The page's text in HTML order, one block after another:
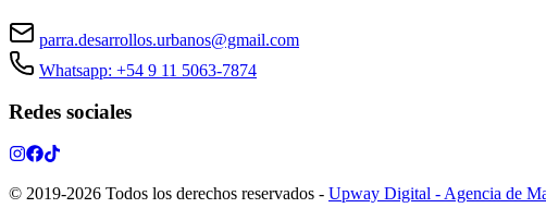
parra.desarrollos.urbanos@gmail.com
Whatsapp: +54 9 11 5063-7874
Redes sociales
© 2019-2026 Todos los derechos reservados - Upway Digital - Agencia de